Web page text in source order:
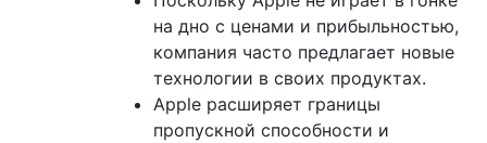
на дно с ценами и прибыльностью,
компания часто предлагает новые
технологии в своих продуктах.
Apple расширяет границы
пропускной способности и